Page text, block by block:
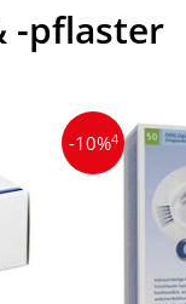
-pflaster
-10%4